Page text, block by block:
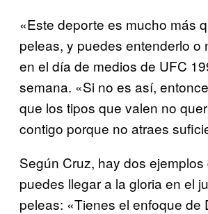
«Este deporte es mucho más
peleas, y puedes entenderlo o
en el día de medios de UFC
semana. «Si no es así,
que los tipos que valen no
contigo porque no atraes
Según Cruz, hay dos ejemplos
puedes llegar a la gloria en el
peleas: «Tienes el enfoque de